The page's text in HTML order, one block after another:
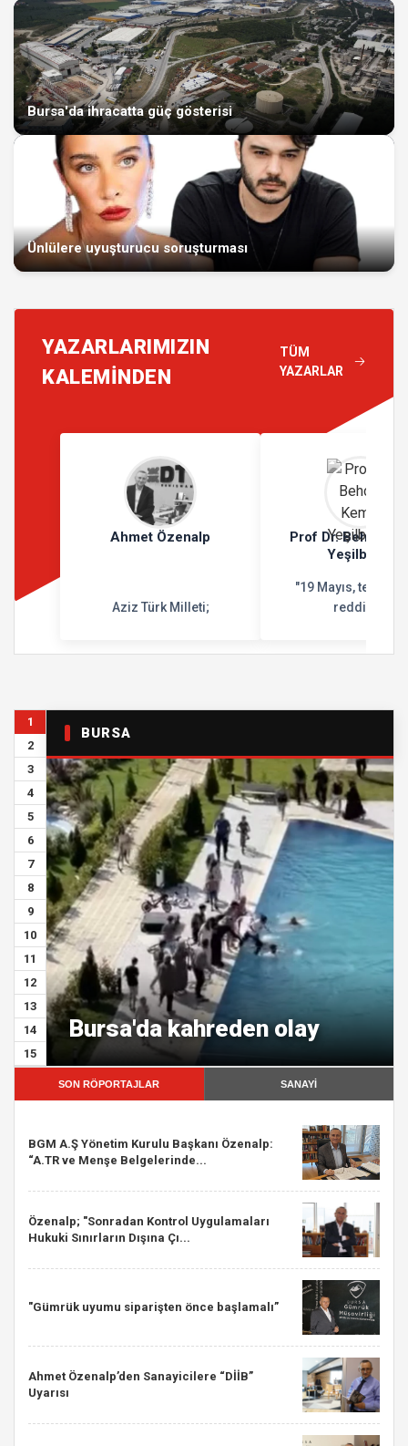
Bursa'da ihracatta güç gösterisi
Ünlülere uyuşturucu soruşturması
YAZARLARIMIZIN
KALEMİNDEN
TÜM
YAZARLAR
Ahmet Özenalp
Aziz Türk Milleti;
Prof Dr. Behçet
Yeşilbursa
"19 Mayıs,
reddidir"
1
2
3
4
5
6
7
8
9
10
11
12
13
14
15
BURSA
Bursa'da kahreden olay
SON RÖPORTAJLAR SANAYİ
BGM A.Ş Yönetim Kurulu Başkanı Özenalp:
“A.TR ve Menşe Belgelerinde...
Özenalp; "Sonradan Kontrol Uygulamaları
Hukuki Sınırların Dışına Çı...
"Gümrük uyumu siparişten önce başlamalı”
Ahmet Özenalp’den Sanayicilere “DİİB”
Uyarısı